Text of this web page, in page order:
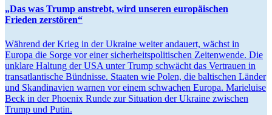
„Das was Trump anstrebt, wird unseren europäi­schen
Frieden zerstören“
Während der Krieg in der Ukraine weiter andauert, wächst in
Europa die Sorge vor einer sicher­heits­po­li­ti­schen Zeiten­wende. Die
unklare Haltung der USA unter Trump schwächt das Vertrauen in
trans­at­lan­tische Bündnisse. Staaten wie Polen, die balti­schen Länder
und Skandi­navien warnen vor einem schwachen Europa. Marie­luise
Beck in der Phoenix Runde zur Situation der Ukraine zwischen
Trump und Putin.